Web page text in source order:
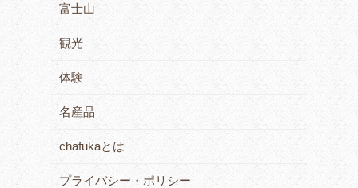
富士山
観光
体験
名産品
chafukaとは
プライバシー・ポリシー